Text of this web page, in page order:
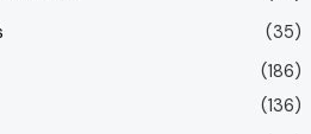
(35)
(186)
(136)